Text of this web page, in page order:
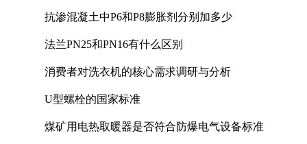
抗渗混凝土中P6和P8膨胀剂分别加多少
法兰PN25和PN16有什么区别
消费者对洗衣机的核心需求调研与分析
U型螺栓的国家标准
煤矿用电热取暖器是否符合防爆电气设备标准